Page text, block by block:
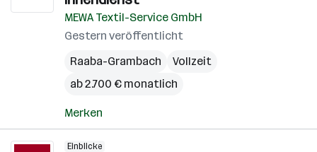
MEWA Textil-Service GmbH
Gestern veröffentlicht
Raaba-Grambach
Vollzeit
ab 2.700 € monatlich
Merken
Einblicke